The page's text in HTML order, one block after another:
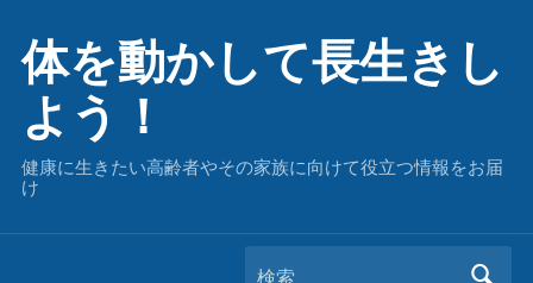
体を動かして長生きし
よう！
健康に生きたい高齢者やその家族に向けて役立つ情報をお届
け
検索